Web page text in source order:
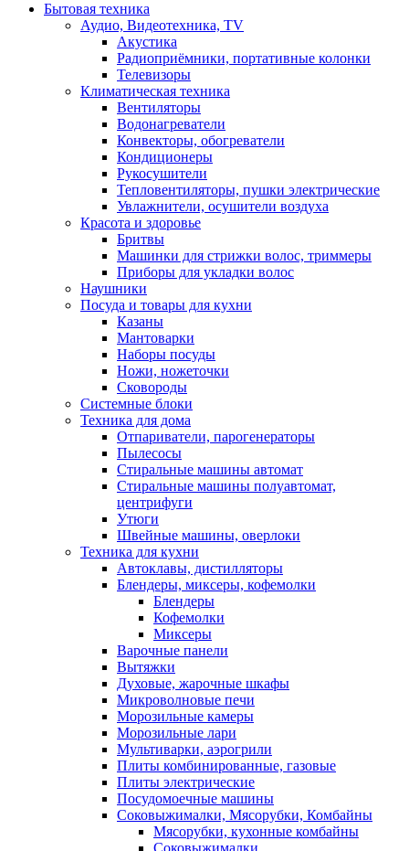
Бытовая техника
Аудио, Видеотехника, TV
Акустика
Радиоприёмники, портативные колонки
Телевизоры
Климатическая техника
Вентиляторы
Водонагреватели
Конвекторы, обогреватели
Кондиционеры
Рукосушители
Тепловентиляторы, пушки электрические
Увлажнители, осушители воздуха
Красота и здоровье
Бритвы
Машинки для стрижки волос, триммеры
Приборы для укладки волос
Наушники
Посуда и товары для кухни
Казаны
Мантоварки
Наборы посуды
Ножи, ножеточки
Сковороды
Системные блоки
Техника для дома
Отпариватели, парогенераторы
Пылесосы
Стиральные машины автомат
Стиральные машины полуавтомат,
центрифуги
Утюги
Швейные машины, оверлоки
Техника для кухни
Автоклавы, дистилляторы
Блендеры, миксеры, кофемолки
Блендеры
Кофемолки
Миксеры
Варочные панели
Вытяжки
Духовые, жарочные шкафы
Микроволновые печи
Морозильные камеры
Морозильные лари
Мультиварки, аэрогрили
Плиты комбинированные, газовые
Плиты электрические
Посудомоечные машины
Соковыжималки, Мясорубки, Комбайны
Мясорубки, кухонные комбайны
Соковыжималки